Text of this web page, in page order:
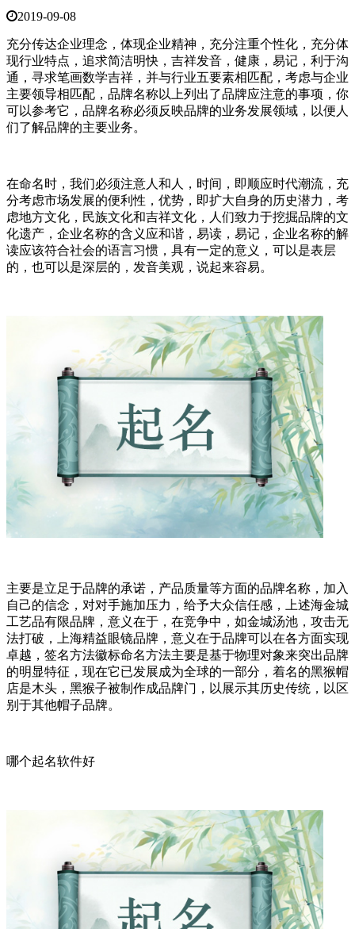
2019-09-08
充分传达企业理念，体现企业精神，充分注重个性化，充分体
现行业特点，追求简洁明快，吉祥发音，健康，易记，利于沟
通，寻求笔画数学吉祥，并与行业五要素相匹配，考虑与企业
主要领导相匹配，品牌名称以上列出了品牌应注意的事项，你
可以参考它，品牌名称必须反映品牌的业务发展领域，以便人
们了解品牌的主要业务。
在命名时，我们必须注意人和人，时间，即顺应时代潮流，充
分考虑市场发展的便利性，优势，即扩大自身的历史潜力，考
虑地方文化，民族文化和吉祥文化，人们致力于挖掘品牌的文
化遗产，企业名称的含义应和谐，易读，易记，企业名称的解
读应该符合社会的语言习惯，具有一定的意义，可以是表层
的，也可以是深层的，发音美观，说起来容易。
主要是立足于品牌的承诺，产品质量等方面的品牌名称，加入
自己的信念，对对手施加压力，给予大众信任感，上述海金城
工艺品有限品牌，意义在于，在竞争中，如金城汤池，攻击无
法打破，上海精益眼镜品牌，意义在于品牌可以在各方面实现
卓越，签名方法徽标命名方法主要是基于物理对象来突出品牌
的明显特征，现在它已发展成为全球的一部分，着名的黑猴帽
店是木头，黑猴子被制作成品牌门，以展示其历史传统，以区
别于其他帽子品牌。
哪个起名软件好